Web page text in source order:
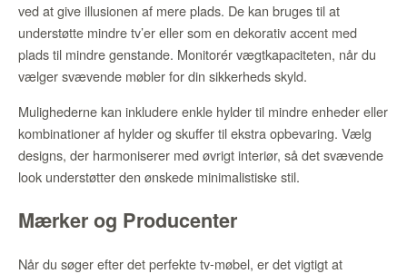
ved at give illusionen af mere plads. De kan bruges til at
understøtte mindre tv’er eller som en dekorativ accent med
plads til mindre genstande. Monitorér vægtkapaciteten, når du
vælger svævende møbler for din sikkerheds skyld.
Mulighederne kan inkludere enkle hylder til mindre enheder eller
kombinationer af hylder og skuffer til ekstra opbevaring. Vælg
designs, der harmoniserer med øvrigt interiør, så det svævende
look understøtter den ønskede minimalistiske stil.
Mærker og Producenter
Når du søger efter det perfekte tv-møbel, er det vigtigt at